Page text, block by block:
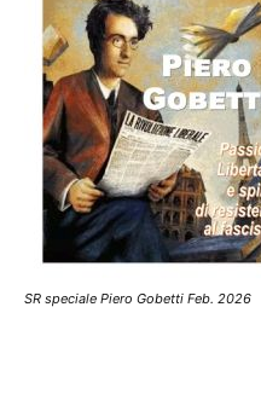
SR speciale Piero Gobetti Feb. 2026